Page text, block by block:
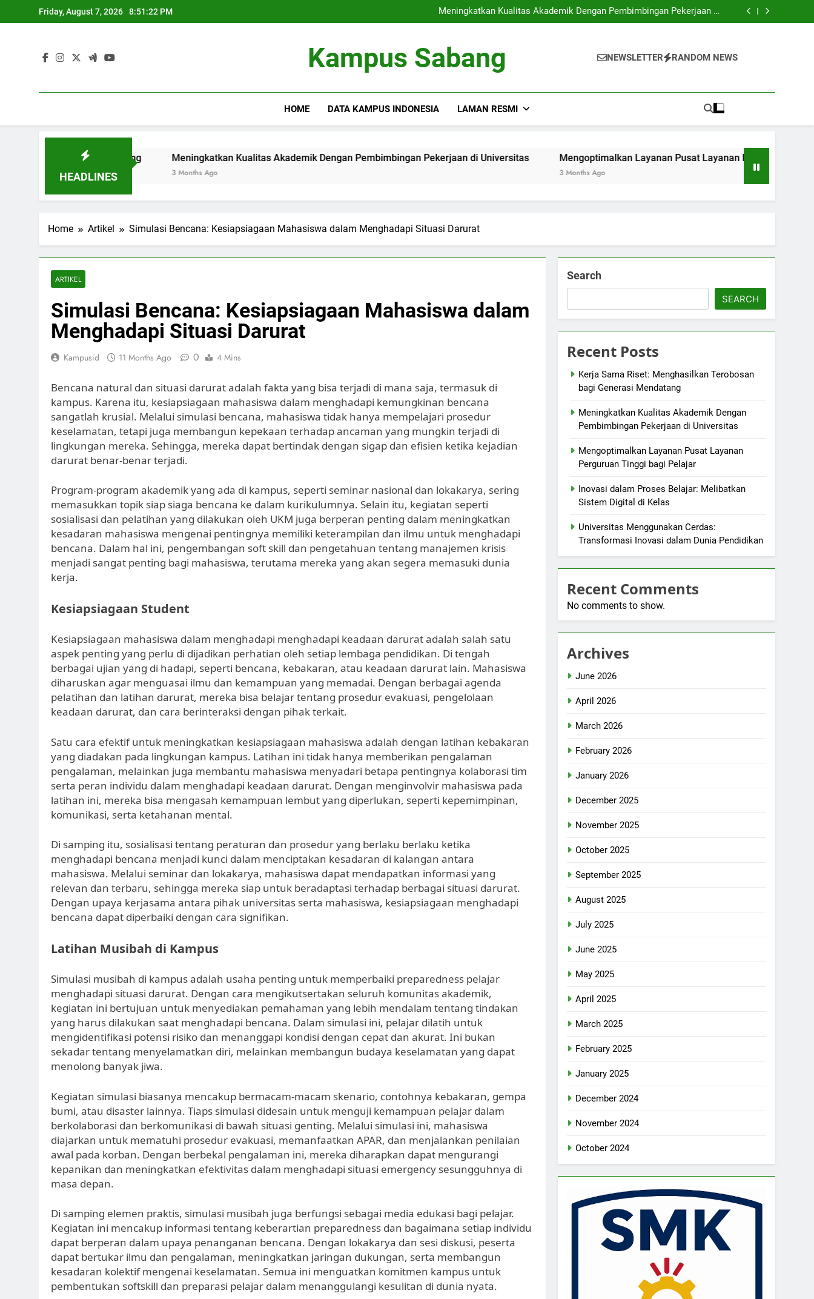
to
Friday, August 7, 2026 8:51:23 PM
Meningkatkan Kualitas Akademik Dengan Pembimbingan Pekerjaan di
Universitas
Mengoptimalkan Layanan Pusat Layanan Perguruan Tinggi bagi Pelajar
Meningkatkan Kualitas Akademik Dengan Pembimbingan Pekerjaan di
Mengoptimalkan Layanan Pusat Layanan Perguruan Tinggi bagi Pelajar
Kampus Sabang NEWSLETTER RANDOM NEWS
HOME DATA KAMPUS INDONESIA LAMAN RESMI
HEADLINES
Mendatang Meningkatkan Kualitas Akademik Dengan Pembimbingan Pekerjaan di Universitas Mengoptimalkan Layanan Pusat Layanan Perguruan Tinggi bagi
Home Artikel Simulasi Bencana: Kesiapsiagaan Mahasiswa dalam Menghadapi Situasi Darurat
ARTIKEL
Simulasi Bencana: Kesiapsiagaan Mahasiswa dalam
Menghadapi Situasi Darurat
Kampusid 11 Months Ago 0 4 Mins
Bencana natural dan situasi darurat adalah fakta yang bisa terjadi di mana saja, termasuk di
kampus. Karena itu, kesiapsiagaan mahasiswa dalam menghadapi kemungkinan bencana
sangatlah krusial. Melalui simulasi bencana, mahasiswa tidak hanya mempelajari prosedur
keselamatan, tetapi juga membangun kepekaan terhadap ancaman yang mungkin terjadi di
lingkungan mereka. Sehingga, mereka dapat bertindak dengan sigap dan efisien ketika kejadian
darurat benar-benar terjadi.
Program-program akademik yang ada di kampus, seperti seminar nasional dan lokakarya, sering
memasukkan topik siap siaga bencana ke dalam kurikulumnya. Selain itu, kegiatan seperti
sosialisasi dan pelatihan yang dilakukan oleh UKM juga berperan penting dalam meningkatkan
kesadaran mahasiswa mengenai pentingnya memiliki keterampilan dan ilmu untuk menghadapi
bencana. Dalam hal ini, pengembangan soft skill dan pengetahuan tentang manajemen krisis
menjadi sangat penting bagi mahasiswa, terutama mereka yang akan segera memasuki dunia
kerja.
Kesiapsiagaan Student
Kesiapsiagaan mahasiswa dalam menghadapi menghadapi keadaan darurat adalah salah satu
aspek penting yang perlu di dijadikan perhatian oleh setiap lembaga pendidikan. Di tengah
berbagai ujian yang di hadapi, seperti bencana, kebakaran, atau keadaan darurat lain. Mahasiswa
diharuskan agar menguasai ilmu dan kemampuan yang memadai. Dengan berbagai agenda
pelatihan dan latihan darurat, mereka bisa belajar tentang prosedur evakuasi, pengelolaan
keadaan darurat, dan cara berinteraksi dengan pihak terkait.
Satu cara efektif untuk meningkatkan kesiapsiagaan mahasiswa adalah dengan latihan kebakaran
yang diadakan pada lingkungan kampus. Latihan ini tidak hanya memberikan pengalaman
pengalaman, melainkan juga membantu mahasiswa menyadari betapa pentingnya kolaborasi tim
serta peran individu dalam menghadapi keadaan darurat. Dengan menginvolvir mahasiswa pada
latihan ini, mereka bisa mengasah kemampuan lembut yang diperlukan, seperti kepemimpinan,
komunikasi, serta ketahanan mental.
Di samping itu, sosialisasi tentang peraturan dan prosedur yang berlaku berlaku ketika
menghadapi bencana menjadi kunci dalam menciptakan kesadaran di kalangan antara
mahasiswa. Melalui seminar dan lokakarya, mahasiswa dapat mendapatkan informasi yang
relevan dan terbaru, sehingga mereka siap untuk beradaptasi terhadap berbagai situasi darurat.
Dengan upaya kerjasama antara pihak universitas serta mahasiswa, kesiapsiagaan menghadapi
bencana dapat diperbaiki dengan cara signifikan.
Latihan Musibah di Kampus
Simulasi musibah di kampus adalah usaha penting untuk memperbaiki preparedness pelajar
menghadapi situasi darurat. Dengan cara mengikutsertakan seluruh komunitas akademik,
kegiatan ini bertujuan untuk menyediakan pemahaman yang lebih mendalam tentang tindakan
yang harus dilakukan saat menghadapi bencana. Dalam simulasi ini, pelajar dilatih untuk
mengidentifikasi potensi risiko dan menanggapi kondisi dengan cepat dan akurat. Ini bukan
sekadar tentang menyelamatkan diri, melainkan membangun budaya keselamatan yang dapat
menolong banyak jiwa.
Kegiatan simulasi biasanya mencakup bermacam-macam skenario, contohnya kebakaran, gempa
bumi, atau disaster lainnya. Tiaps simulasi didesain untuk menguji kemampuan pelajar dalam
berkolaborasi dan berkomunikasi di bawah situasi genting. Melalui simulasi ini, mahasiswa
diajarkan untuk mematuhi prosedur evakuasi, memanfaatkan APAR, dan menjalankan penilaian
awal pada korban. Dengan berbekal pengalaman ini, mereka diharapkan dapat mengurangi
kepanikan dan meningkatkan efektivitas dalam menghadapi situasi emergency sesungguhnya di
masa depan.
Di samping elemen praktis, simulasi musibah juga berfungsi sebagai media edukasi bagi pelajar.
Kegiatan ini mencakup informasi tentang keberartian preparedness dan bagaimana setiap individu
dapat berperan dalam upaya penanganan bencana. Dengan lokakarya dan sesi diskusi, peserta
dapat bertukar ilmu dan pengalaman, meningkatkan jaringan dukungan, serta membangun
kesadaran kolektif mengenai keselamatan. Semua ini menguatkan komitmen kampus untuk
pembentukan softskill dan preparasi pelajar dalam menanggulangi kesulitan di dunia nyata.
Search
SEARCH
Recent Posts
Kerja Sama Riset: Menghasilkan Terobosan
bagi Generasi Mendatang
Meningkatkan Kualitas Akademik Dengan
Pembimbingan Pekerjaan di Universitas
Mengoptimalkan Layanan Pusat Layanan
Perguruan Tinggi bagi Pelajar
Inovasi dalam Proses Belajar: Melibatkan
Sistem Digital di Kelas
Universitas Menggunakan Cerdas:
Transformasi Inovasi dalam Dunia Pendidikan
Recent Comments
No comments to show.
Archives
June 2026
April 2026
March 2026
February 2026
January 2026
December 2025
November 2025
October 2025
September 2025
August 2025
July 2025
June 2025
May 2025
April 2025
March 2025
February 2025
January 2025
December 2024
November 2024
October 2024